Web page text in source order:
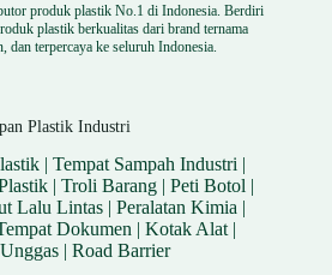
produk plastik No.1 di Indonesia. Berdiri
plastik berkualitas dari brand ternama
dan terpercaya ke seluruh Indonesia.
Plastik Industri
| Tempat Sampah Industri |
|Troli Barang |Peti Botol |
Lalu Lintas| Peralatan Kimia |
Dokumen | Kotak Alat|
|Road Barrier